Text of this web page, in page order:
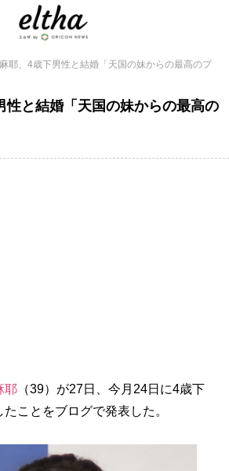
耶、4歳下男性と結婚「天国の妹からの最高のプ
性と結婚「天国の妹からの最高の
耶（39）が27日、今月24日に4歳下
ことをブログで発表した。